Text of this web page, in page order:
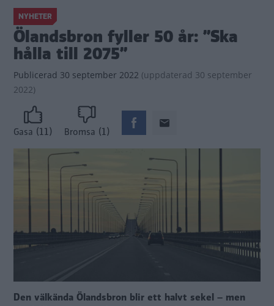
NYHETER
Ölandsbron fyller 50 år: ”Ska
hålla till 2075”
Publicerad 30 september 2022 (uppdaterad 30 september
2022)
Gasa (11) Bromsa (1)
Den välkända Ölandsbron blir ett halvt sekel – men